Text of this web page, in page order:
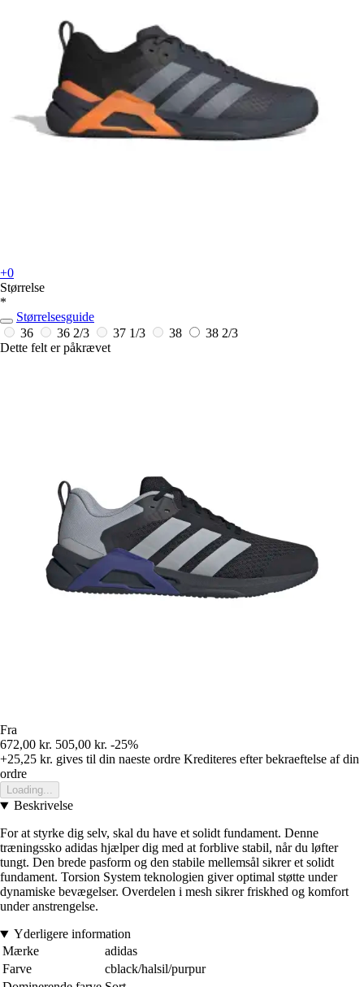
+0
Størrelse
*
Størrelsesguide
36
36 2/3 37 1/3 38
38 2/3
Dette felt er påkrævet
Fra
672,00 kr. 505,00 kr. -25%
+25,25 kr. gives til din naeste ordre Krediteres efter bekraeftelse af din
ordre
Loading...
Beskrivelse
For at styrke dig selv, skal du have et solidt fundament. Denne
træningssko adidas hjælper dig med at forblive stabil, når du løfter
tungt. Den brede pasform og den stabile mellemsål sikrer et solidt
fundament. Torsion System teknologien giver optimal støtte under
dynamiske bevægelser. Overdelen i mesh sikrer friskhed og komfort
under anstrengelse.
Yderligere information
Mærke
adidas
Farve
cblack/halsil/purpur